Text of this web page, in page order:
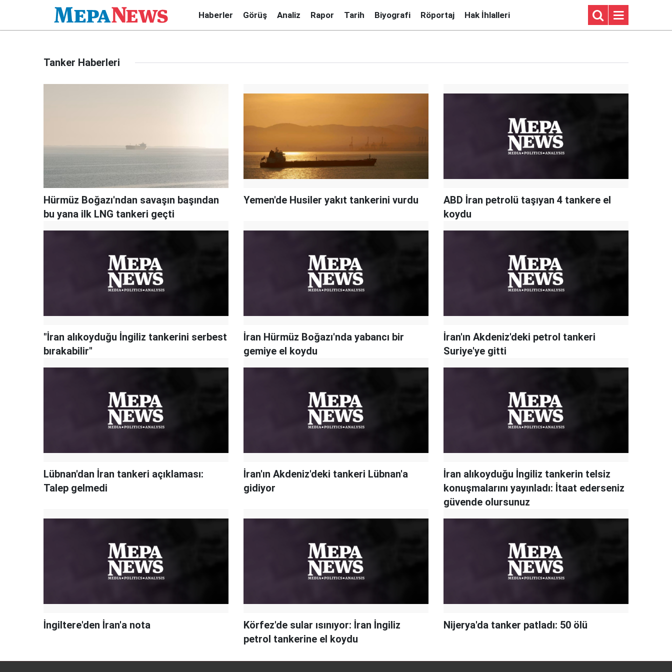
Haberler Görüş Analiz Rapor Tarih Biyografi Röportaj Hak İhlalleri
Tanker Haberleri
Hürmüz Boğazı'ndan savaşın başından
bu yana ilk LNG tankeri geçti
Yemen'de Husiler yakıt tankerini vurdu
ABD İran petrolü taşıyan 4 tankere el
koydu
"İran alıkoyduğu İngiliz tankerini serbest
bırakabilir"
İran Hürmüz Boğazı'nda yabancı bir
gemiye el koydu
İran'ın Akdeniz'deki petrol tankeri
Suriye'ye gitti
Lübnan'dan İran tankeri açıklaması:
Talep gelmedi
İran'ın Akdeniz'deki tankeri Lübnan'a
gidiyor
İran alıkoyduğu İngiliz tankerin telsiz
konuşmalarını yayınladı: İtaat ederseniz
güvende olursunuz
İngiltere'den İran'a nota
Körfez'de sular ısınıyor: İran İngiliz
petrol tankerine el koydu
Nijerya'da tanker patladı: 50 ölü